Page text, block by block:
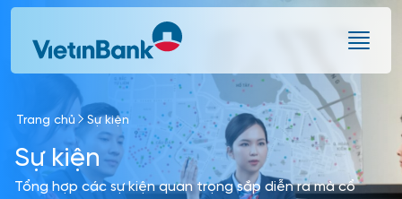
Skip to Main Content
Trang chủ Sự kiện
Sự kiện
Tổng hợp các sự kiện quan trọng sắp diễn ra mà cổ